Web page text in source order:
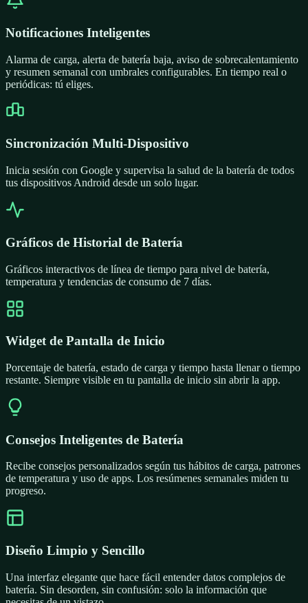
Notificaciones Inteligentes
Alarma de carga, alerta de batería baja, aviso de sobrecalentamiento
y resumen semanal con umbrales configurables. En tiempo real o
periódicas: tú eliges.
Sincronización Multi-Dispositivo
Inicia sesión con Google y supervisa la salud de la batería de todos
tus dispositivos Android desde un solo lugar.
Gráficos de Historial de Batería
Gráficos interactivos de línea de tiempo para nivel de batería,
temperatura y tendencias de consumo de 7 días.
Widget de Pantalla de Inicio
Porcentaje de batería, estado de carga y tiempo hasta llenar o tiempo
restante. Siempre visible en tu pantalla de inicio sin abrir la app.
Consejos Inteligentes de Batería
Recibe consejos personalizados según tus hábitos de carga, patrones
de temperatura y uso de apps. Los resúmenes semanales miden tu
progreso.
Diseño Limpio y Sencillo
Una interfaz elegante que hace fácil entender datos complejos de
batería. Sin desorden, sin confusión: solo la información que